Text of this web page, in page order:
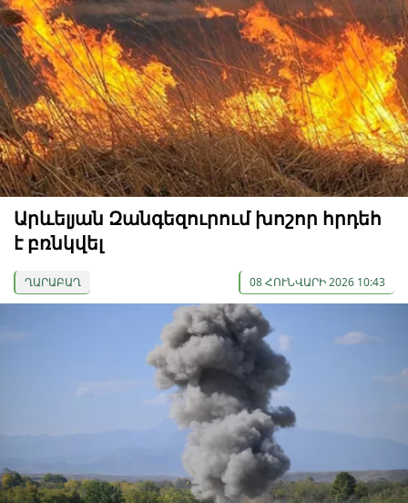
Արևելյան Զանգեզուրում խոշոր հրդեհ
է բռնկվել
ՂԱՐԱԲԱՂ 08 ՀՈՒՆՎԱՐԻ 2026 10:43